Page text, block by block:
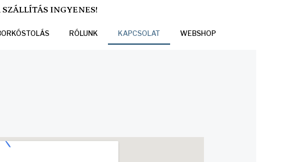
INGYENES!
RÓLUNK KAPCSOLAT WEBSHOP